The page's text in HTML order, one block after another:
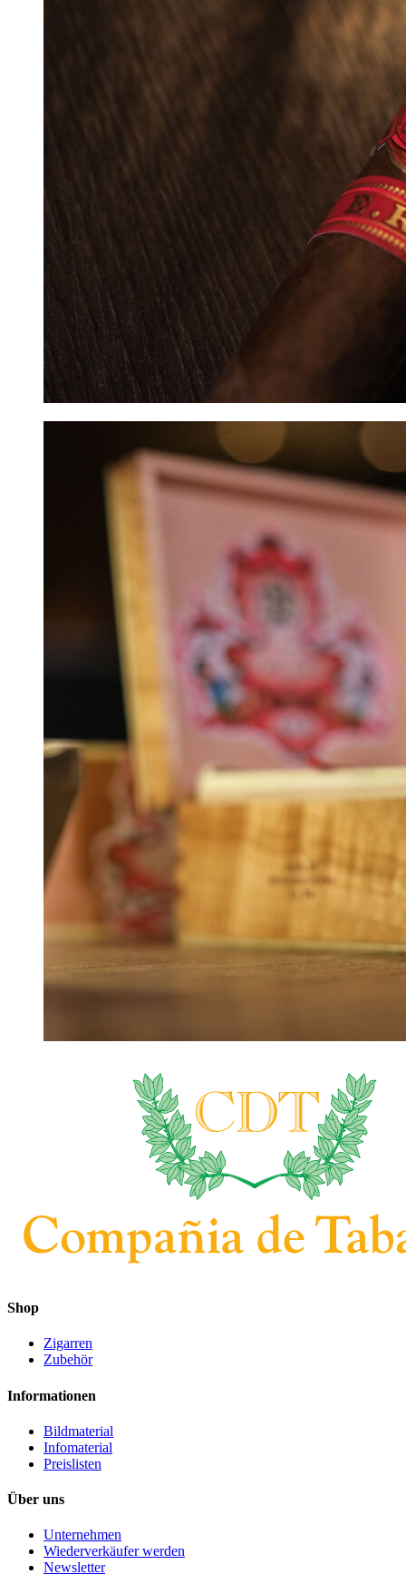
Shop
Zigarren
Zubehör
Informationen
Bildmaterial
Infomaterial
Preislisten
Über uns
Unternehmen
Wiederverkäufer werden
Newsletter